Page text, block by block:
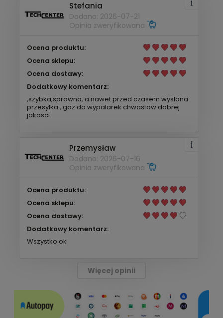
Stefania
Dodano: 2026-07-21
Opinia zweryfikowana
Ocena produktu:
Ocena sklepu:
Ocena dostawy:
Dodatkowy komentarz:
,szybka,sprawna, a nawet przed czasem wyslana
przesylka , gaz do wypalarek chwastow dobrej
jakosci
Przemysław
Dodano: 2026-07-16
Opinia zweryfikowana
Ocena produktu:
Ocena sklepu:
Ocena dostawy:
Dodatkowy komentarz:
Wszystko ok
Więcej opinii